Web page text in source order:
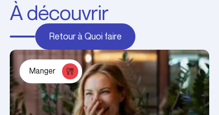
À découvrir
Retour à Quoi faire
Manger